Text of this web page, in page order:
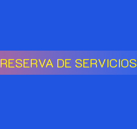
RESERVA DE SERVICIOS